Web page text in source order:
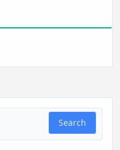
Search